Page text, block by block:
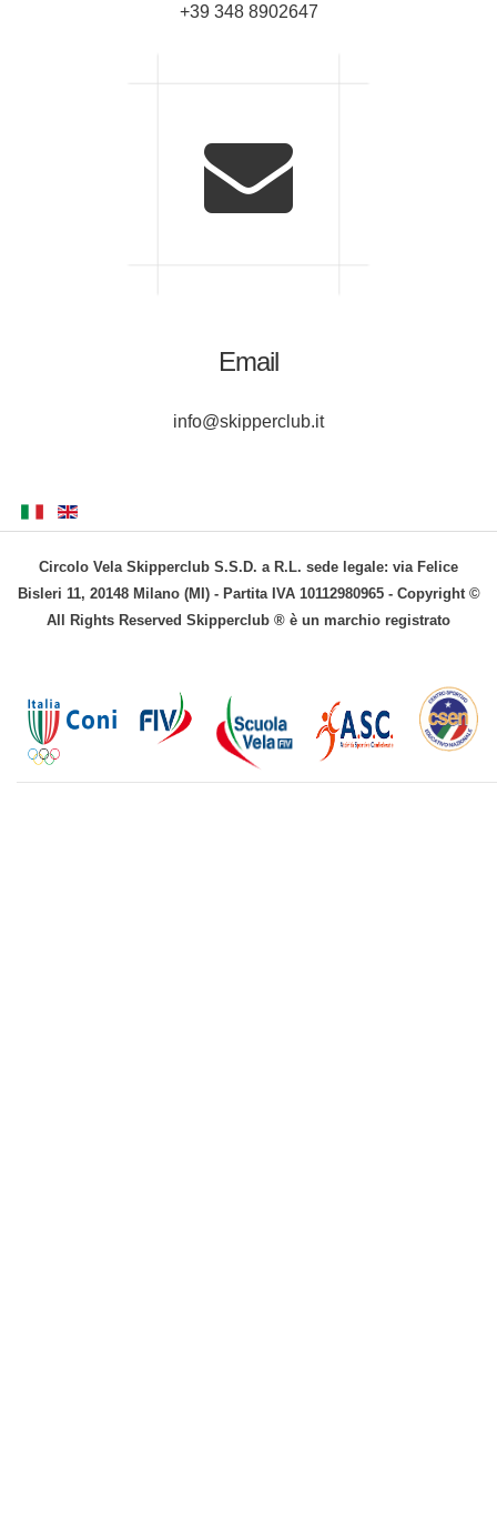
+39 348 8902647
Email
info@skipperclub.it
Circolo Vela Skipperclub S.S.D. a R.L. sede legale: via Felice
Bisleri 11, 20148 Milano (MI) - Partita IVA 10112980965 - Copyright ©
All Rights Reserved Skipperclub ® è un marchio registrato